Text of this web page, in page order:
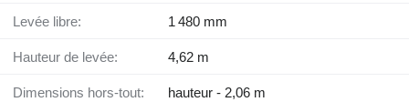
Levée libre: 1 480 mm
Hauteur de levée: 4,62 m
Dimensions hors-tout: hauteur - 2,06 m